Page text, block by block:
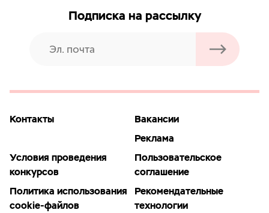
Подписка на рассылку
Контакты
Вакансии
Реклама
Условия проведения
конкурсов
Пользовательское
соглашение
Политика использования
cookie-файлов
Рекомендательные
технологии